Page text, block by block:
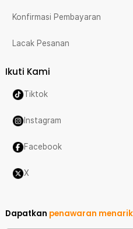
Konfirmasi Pembayaran
Lacak Pesanan
Ikuti Kami
Tiktok
Instagram
Facebook
X
Dapatkan penawaran menarik